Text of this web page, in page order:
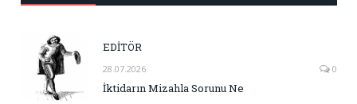
EDİTÖR
28.07.2026 0
İktidarın Mizahla Sorunu Ne